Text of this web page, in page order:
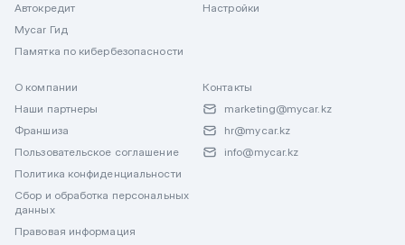
Автокредит
Mycar Гид
Памятка по кибербезопасности
Настройки
О компании
Наши партнеры
Франшиза
Пользовательское соглашение
Политика конфиденциальности
Сбор и обработка персональных
данных
Правовая информация
Контакты
marketing@mycar.kz
hr@mycar.kz
info@mycar.kz